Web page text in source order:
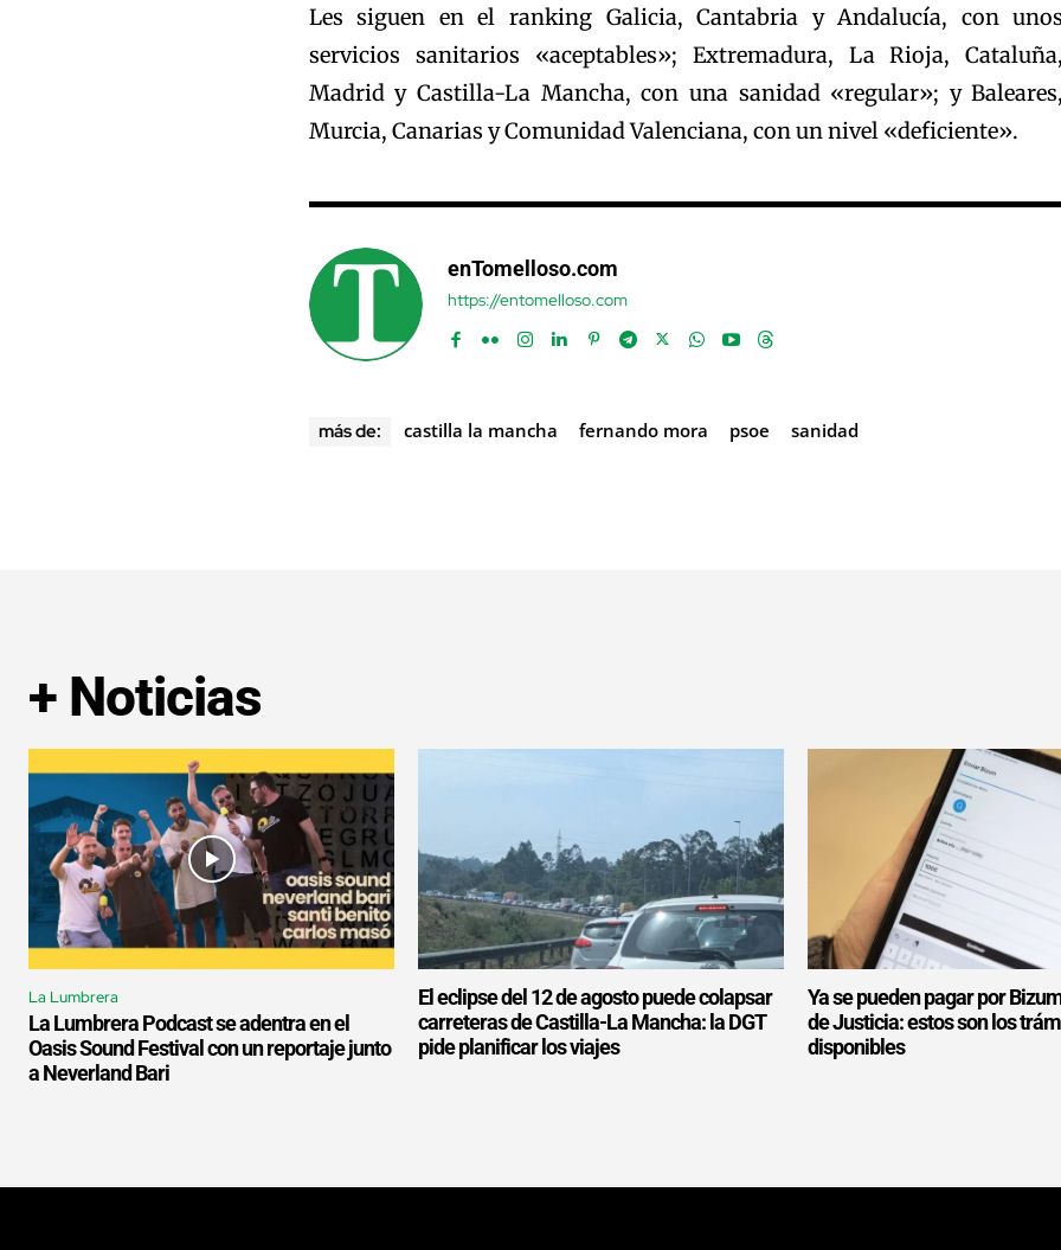
Les siguen en el ranking Galicia, Cantabria y Andalucía, con unos
servicios sanitarios «aceptables»; Extremadura, La Rioja, Cataluña,
Madrid y Castilla-La Mancha, con una sanidad «regular»; y Baleares,
Murcia, Canarias y Comunidad Valenciana, con un nivel «deficiente».
enTomelloso.com
https://entomelloso.com
más de: castilla la mancha fernando mora psoe sanidad
+ Noticias
La Lumbrera
La Lumbrera Podcast se adentra en el
Oasis Sound Festival con un reportaje junto
a Neverland Bari
El eclipse del 12 de agosto puede colapsar
carreteras de Castilla-La Mancha: la DGT
pide planificar los viajes
Ya se pueden pagar por
de Justicia: estos son los
disponibles